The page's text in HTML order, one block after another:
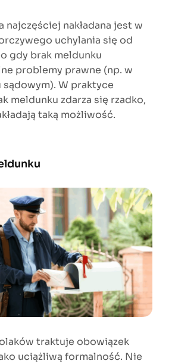
najczęściej nakładana jest w
uchylania się od
gdy brak meldunku
problemy prawne (np. w
W praktyce
meldunku zdarza się rzadko,
taką możliwość.
traktuje obowiązek
uciążliwą formalność. Nie